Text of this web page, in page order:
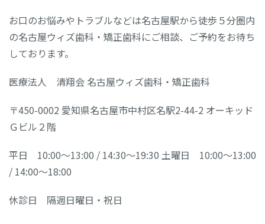
お口のお悩みやトラブルなどは名古屋駅から徒歩５分圏内
の名古屋ウィズ歯科・矯正歯科にご相談、ご予約をお待ち
しております。
医療法人 清翔会 名古屋ウィズ歯科・矯正歯科
〒450-0002 愛知県名古屋市中村区名駅2-44-2 オーキッド
Ｇビル２階
平日 10:00～13:00 / 14:30～19:30 土曜日 10:00～13:00
/ 14:00～18:00
休診日 隔週日曜日・祝日